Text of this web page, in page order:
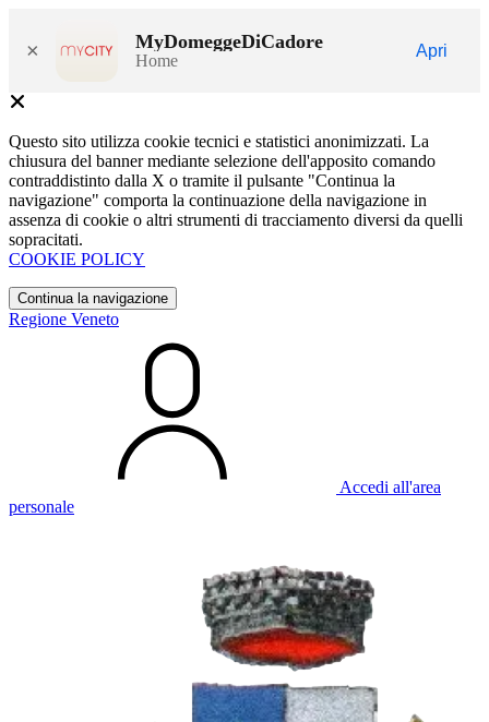
× MyDomeggeDiCadore
Home
Apri
Questo sito utilizza cookie tecnici e statistici anonimizzati. La
chiusura del banner mediante selezione dell'apposito comando
contraddistinto dalla X o tramite il pulsante "Continua la
navigazione" comporta la continuazione della navigazione in
assenza di cookie o altri strumenti di tracciamento diversi da quelli
sopracitati.
COOKIE POLICY
Continua la navigazione
Regione Veneto
Accedi all'area
personale